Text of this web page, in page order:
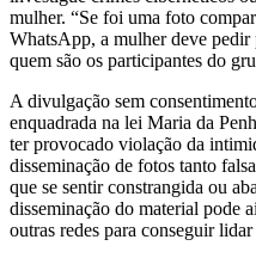
mulher. “Se foi uma foto
WhatsApp, a mulher deve pedir
quem são os participantes do
A divulgação sem
enquadrada na lei Maria da
ter provocado violação da
disseminação de fotos tanto
que se sentir constrangida ou
disseminação do material pode
outras redes para conseguir